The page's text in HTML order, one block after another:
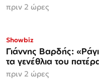
πριν 2 ώρες
Showbiz
Γιάννης Βαρδής:
τα γενέθλια του
πριν 2 ώρες